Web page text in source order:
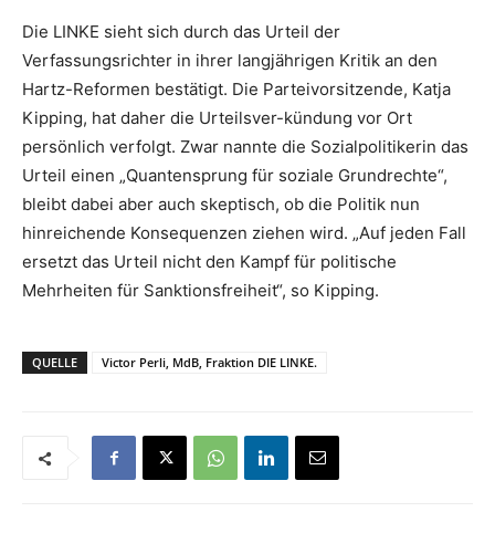
Die LINKE sieht sich durch das Urteil der
Verfassungsrichter in ihrer langjährigen Kritik an den
Hartz-Reformen bestätigt. Die Parteivorsitzende, Katja
Kipping, hat daher die Urteilsver-kündung vor Ort
persönlich verfolgt. Zwar nannte die Sozialpolitikerin das
Urteil einen „Quantensprung für soziale Grundrechte“,
bleibt dabei aber auch skeptisch, ob die Politik nun
hinreichende Konsequenzen ziehen wird. „Auf jeden Fall
ersetzt das Urteil nicht den Kampf für politische
Mehrheiten für Sanktionsfreiheit“, so Kipping.
QUELLE Victor Perli, MdB, Fraktion DIE LINKE.